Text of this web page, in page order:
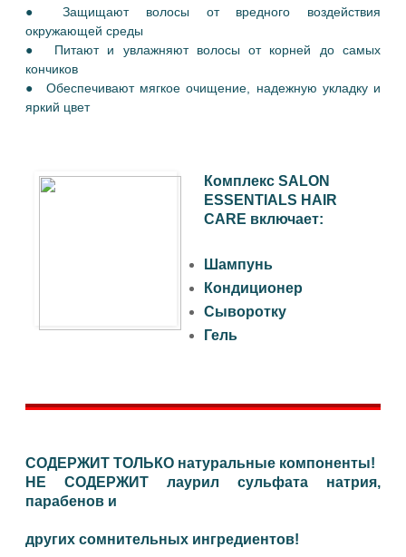
● Защищают волосы от вредного воздействия
окружающей среды
● Питают и увлажняют волосы от корней до самых
кончиков
● Обеспечивают мягкое очищение, надежную укладку и
яркий цвет
Комплекс SALON
ESSENTIALS HAIR
CARE включает:
Шампунь
Кондиционер
Сыворотку
Гель
СОДЕРЖИТ ТОЛЬКО натуральные компоненты!
НЕ СОДЕРЖИТ лаурил сульфата натрия,
парабенов и
других сомнительных ингредиентов!